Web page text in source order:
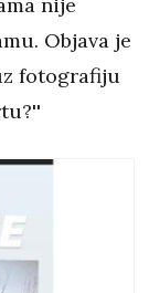
nije
Objava je
fotografiju